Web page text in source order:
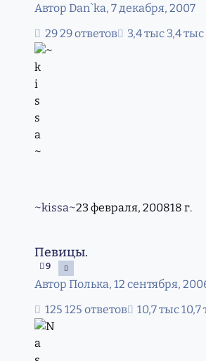
Автор Dan`ka, 7 декабря, 2007
29 ответов
3,4
~kissa~23 февраля, 200818 г.
Певицы.
9
Автор Полька, 12 сентября,
125 ответов